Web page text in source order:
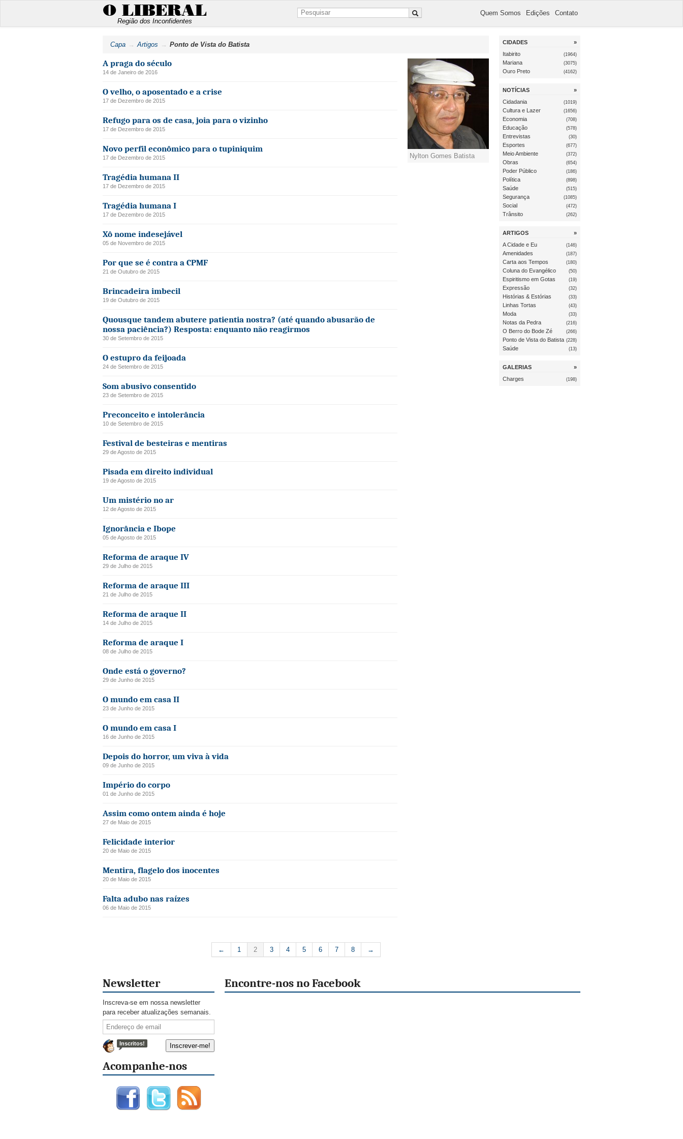
O LIBERAL
Região dos Inconfidentes
Quem Somos Edições Contato
Capa Artigos Ponto de Vista do Batista
A praga do século
14 de Janeiro de 2016
O velho, o aposentado e a crise
17 de Dezembro de 2015
Refugo para os de casa, joia para o vizinho
17 de Dezembro de 2015
Novo perfil econômico para o tupiniquim
17 de Dezembro de 2015
Tragédia humana II
17 de Dezembro de 2015
Tragédia humana I
17 de Dezembro de 2015
Xô nome indesejável
05 de Novembro de 2015
Por que se é contra a CPMF
21 de Outubro de 2015
Brincadeira imbecil
19 de Outubro de 2015
Quousque tandem abutere patientia nostra? (até quando abusarão de
nossa paciência?) Resposta: enquanto não reagirmos
30 de Setembro de 2015
O estupro da feijoada
24 de Setembro de 2015
Som abusivo consentido
23 de Setembro de 2015
Preconceito e intolerância
10 de Setembro de 2015
Festival de besteiras e mentiras
29 de Agosto de 2015
Pisada em direito individual
19 de Agosto de 2015
Um mistério no ar
12 de Agosto de 2015
Ignorância e Ibope
05 de Agosto de 2015
Reforma de araque IV
29 de Julho de 2015
Reforma de araque III
21 de Julho de 2015
Reforma de araque II
14 de Julho de 2015
Reforma de araque I
08 de Julho de 2015
Onde está o governo?
29 de Junho de 2015
O mundo em casa II
23 de Junho de 2015
O mundo em casa I
16 de Junho de 2015
Depois do horror, um viva à vida
09 de Junho de 2015
Império do corpo
01 de Junho de 2015
Assim como ontem ainda é hoje
27 de Maio de 2015
Felicidade interior
20 de Maio de 2015
Mentira, flagelo dos inocentes
20 de Maio de 2015
Falta adubo nas raízes
06 de Maio de 2015
Nylton Gomes Batista
← 1 2 3 4 5 6 7 8 →
CIDADES
»
Itabirito
(1964)
Mariana (3075)
Ouro Preto (4162)
NOTÍCIAS
»
Cidadania
(1019)
Cultura e Lazer (1656)
Economia (708)
Educação (578)
Entrevistas (30)
Esportes (677)
Meio Ambiente (372)
Obras (654)
Poder Público (186)
Política (898)
Saúde (515)
Segurança (1085)
Social (472)
Trânsito (262)
ARTIGOS
»
A Cidade e Eu
(146)
Amenidades (187)
Carta aos Tempos (180)
Coluna do Evangélico (50)
Espiritismo em Gotas (19)
Expressão (32)
Histórias & Estórias (33)
Linhas Tortas (43)
Moda (33)
Notas da Pedra (216)
O Berro do Bode Zé (266)
Ponto de Vista do Batista (228)
Saúde (13)
GALERIAS
»
Charges
(198)
Newsletter
Inscreva-se em nossa newsletter
para receber atualizações semanais.
Inscritos!
Acompanhe-nos
Encontre-nos no Facebook